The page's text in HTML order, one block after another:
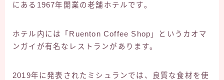
にある1967年開業の老舗ホテルです。
ホテル内には「Ruenton Coffee Shop」というカオマ
ンガイが有名なレストランがあります。
2019年に発表されたミシュランでは、良質な食材を使